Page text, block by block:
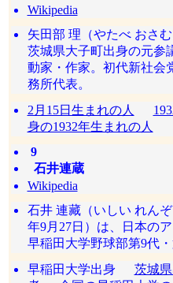
Wikipedia
矢田部 理（やたべ おさむ
茨城県大子町出身の元参
動家・作家。初代新社会
務所代表。
2月15日生まれの人
身の1932年生まれの人
9
石井連蔵
Wikipedia
石井 連藏（いしい れん
年9月27日）は、日本の
早稲田大学野球部第9代・
早稲田大学出身 茨城